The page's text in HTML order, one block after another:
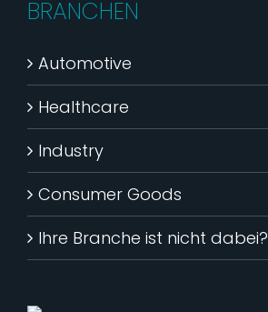
BRANCHEN
Automotive
Healthcare
Industry
Consumer Goods
Ihre Branche ist nicht dabei?